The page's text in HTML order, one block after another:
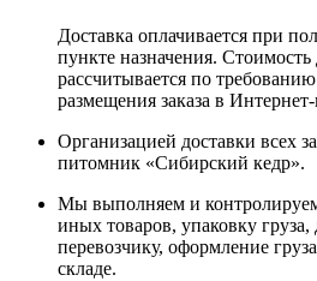
Доставка оплачивается при
пункте назначения. Стоимость
рассчитывается по
размещения заказа в
Организацией доставки всех
питомник «Сибирский кедр».
Мы выполняем и
иных товаров, упаковку груза,
перевозчику, оформление
складе.